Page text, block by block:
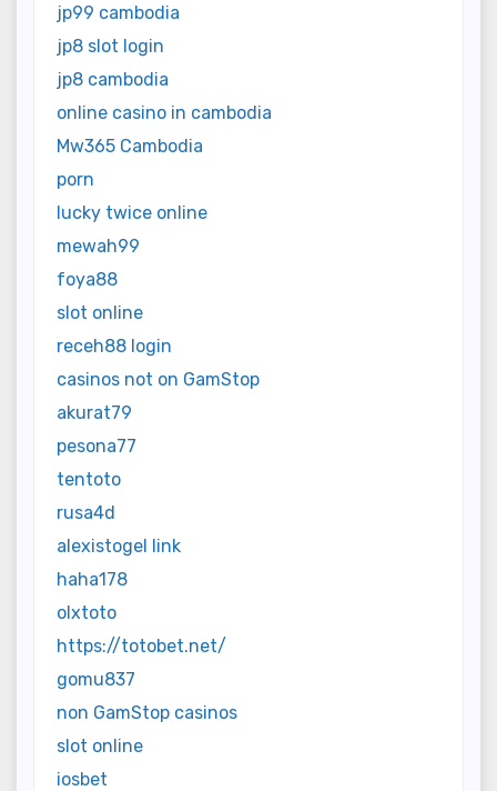
jp99 cambodia
jp8 slot login
jp8 cambodia
online casino in cambodia
Mw365 Cambodia
porn
lucky twice online
mewah99
foya88
slot online
receh88 login
casinos not on GamStop
akurat79
pesona77
tentoto
rusa4d
alexistogel link
haha178
olxtoto
https://totobet.net/
gomu837
non GamStop casinos
slot online
iosbet